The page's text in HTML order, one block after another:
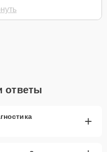
устройства.
свяжется с вами в
вопросы и записать на
все детали по ремонту.
ответы
+